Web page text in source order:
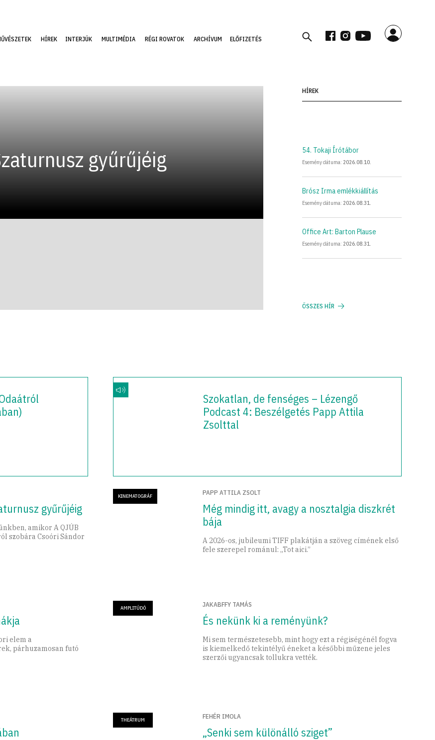
HÍREK INTERJÚK MULTIMÉDIA RÉGI ROVATOK ARCHÍVUM ELŐFIZETÉS
gyűrűjéig Heading
THIS IS SOME TEXT INSIDE OF A DIV BLOCK.
HÍREK
54. Tokaji Írótábor
Esemény dátuma: 2026. 08. 10.
Brósz Irma emlékkiállítás
Esemény dátuma: 2026. 08. 31
Office Art: Barton Plause
Esemény dátuma: 2026. 08. 31
ÖSSZES HÍR
Szokatlan, de fenséges – Lézengő
Podcast 4: Beszélgetés Papp Attila
Zsolttal
gyűrűjéig
amikor A QJÚB
szobára Csoóri Sándor
KINEMATOGRÁF PAPP ATTILA ZSOLT
Még mindig itt, avagy a nosztalgia diszkrét
bája
A 2026-os, jubileumi TIFF plakátján a szöveg címének első
fele szerepel románul: „Tot aici.”
elem a
párhuzamosan futó
AMPLITÚDÓ JAKABFFY TAMÁS
És nekünk ki a reményünk?
Mi sem természetesebb, mint hogy ezt a régiségénél fogva
is kiemelkedő tekintélyű éneket a későbbi műzene jeles
szerzői ugyancsak tollukra vették.
THEÁTRUM FEHÉR IMOLA
„Senki sem különálló sziget”